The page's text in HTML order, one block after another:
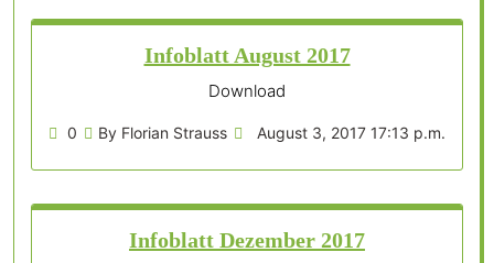
Infoblatt August 2017
Download
0 By Florian Strauss August 3, 2017 17:13 p.m.
Infoblatt Dezember 2017